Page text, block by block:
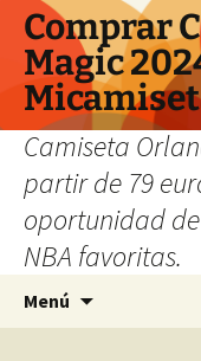
Comprar
Magic
Camiseta
partir de 79
oportunidad
NBA favoritas.
Menú